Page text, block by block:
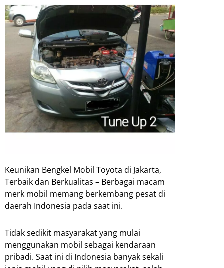
Keunikan Bengkel Mobil Toyota di Jakarta,
Terbaik dan Berkualitas – Berbagai macam
merk mobil memang berkembang pesat di
daerah Indonesia pada saat ini.
Tidak sedikit masyarakat yang mulai
menggunakan mobil sebagai kendaraan
pribadi. Saat ini di Indonesia banyak sekali